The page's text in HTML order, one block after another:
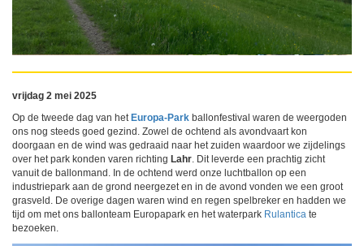
vrijdag 2 mei 2025
Op de tweede dag van het Europa-Park ballonfestival waren de weergoden
ons nog steeds goed gezind. Zowel de ochtend als avondvaart kon
doorgaan en de wind was gedraaid naar het zuiden waardoor we zijdelings
over het park konden varen richting Lahr. Dit leverde een prachtig zicht
vanuit de ballonmand. In de ochtend werd onze luchtballon op een
industriepark aan de grond neergezet en in de avond vonden we een groot
grasveld. De overige dagen waren wind en regen spelbreker en hadden we
tijd om met ons ballonteam Europapark en het waterpark Rulantica te
bezoeken.